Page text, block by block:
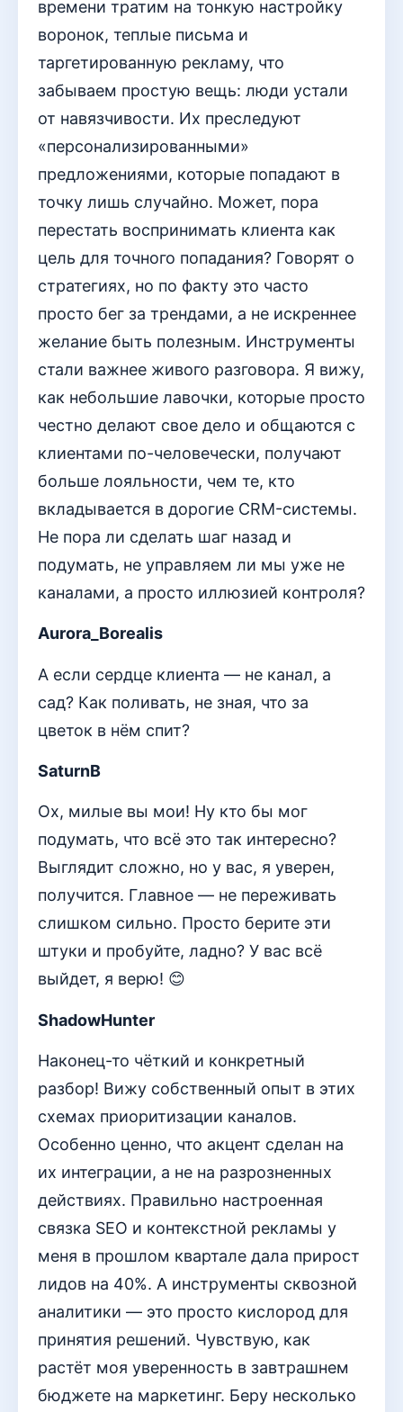
времени тратим на тонкую настройку
воронок, теплые письма и
таргетированную рекламу, что
забываем простую вещь: люди устали
от навязчивости. Их преследуют
«персонализированными»
предложениями, которые попадают в
точку лишь случайно. Может, пора
перестать воспринимать клиента как
цель для точного попадания? Говорят о
стратегиях, но по факту это часто
просто бег за трендами, а не искреннее
желание быть полезным. Инструменты
стали важнее живого разговора. Я вижу,
как небольшие лавочки, которые просто
честно делают свое дело и общаются с
клиентами по-человечески, получают
больше лояльности, чем те, кто
вкладывается в дорогие CRM-системы.
Не пора ли сделать шаг назад и
подумать, не управляем ли мы уже не
каналами, а просто иллюзией контроля?
Aurora_Borealis
А если сердце клиента — не канал, а
сад? Как поливать, не зная, что за
цветок в нём спит?
SaturnB
Ох, милые вы мои! Ну кто бы мог
подумать, что всё это так интересно?
Выглядит сложно, но у вас, я уверен,
получится. Главное — не переживать
слишком сильно. Просто берите эти
штуки и пробуйте, ладно? У вас всё
выйдет, я верю! 😊
ShadowHunter
Наконец-то чёткий и конкретный
разбор! Вижу собственный опыт в этих
схемах приоритизации каналов.
Особенно ценно, что акцент сделан на
их интеграции, а не на разрозненных
действиях. Правильно настроенная
связка SEO и контекстной рекламы у
меня в прошлом квартале дала прирост
лидов на 40%. А инструменты сквозной
аналитики — это просто кислород для
принятия решений. Чувствую, как
растёт моя уверенность в завтрашнем
бюджете на маркетинг. Беру несколько